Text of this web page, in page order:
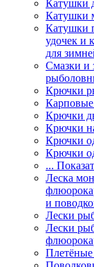
Катушки
Катушки
Катушки
удочек и
для
Смазки и
Крючки
Крючки
Крючки
Крючки
Крючки
...
Леска
и
Лески
Лески